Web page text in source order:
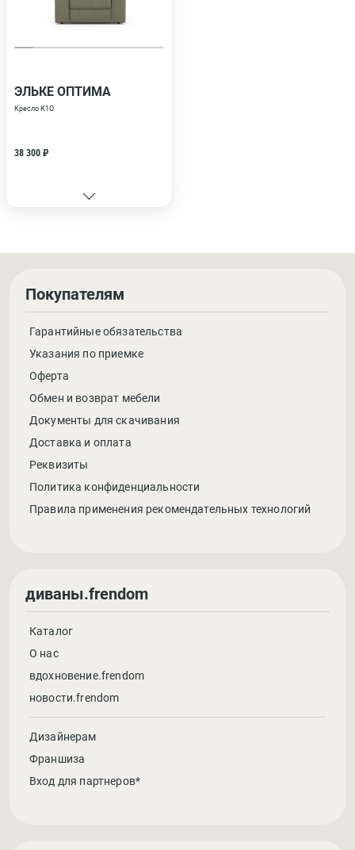
ЭЛЬКЕ ОПТИМА
Кресло К1О
38 300 ₽
Покупателям
Гарантийные обязательства
Указания по приемке
Оферта
Обмен и возврат мебели
Документы для скачивания
Доставка и оплата
Реквизиты
Политика конфиденциальности
Правила применения рекомендательных технологий
диваны.frendom
Каталог
О нас
вдохновение.frendom
новости.frendom
Дизайнерам
Франшиза
Вход для партнеров*